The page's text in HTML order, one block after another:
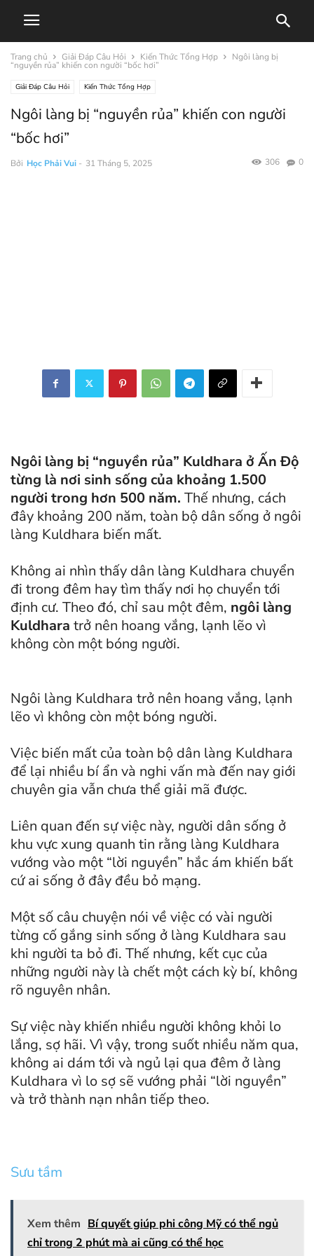
Trang chủ Giải Đáp Câu Hỏi Kiến Thức Tổng Hợp Ngôi làng bị
“nguyền rủa” khiến con người “bốc hơi”
Giải Đáp Câu Hỏi Kiến Thức Tổng Hợp
Ngôi làng bị “nguyền rủa” khiến con người
“bốc hơi”
Bởi Học Phải Vui - 31 Tháng 5, 2025 0
306
Ngôi làng bị “nguyền rủa” Kuldhara ở Ấn Độ
từng là nơi sinh sống của khoảng 1.500
người trong hơn 500 năm. Thế nhưng, cách
đây khoảng 200 năm, toàn bộ dân sống ở ngôi
làng Kuldhara biến mất.
Không ai nhìn thấy dân làng Kuldhara chuyển
đi trong đêm hay tìm thấy nơi họ chuyển tới
định cư. Theo đó, chỉ sau một đêm, ngôi làng
Kuldhara trở nên hoang vắng, lạnh lẽo vì
không còn một bóng người.
Ngôi làng Kuldhara trở nên hoang vắng, lạnh
lẽo vì không còn một bóng người.
Việc biến mất của toàn bộ dân làng Kuldhara
để lại nhiều bí ẩn và nghi vấn mà đến nay giới
chuyên gia vẫn chưa thể giải mã được.
Liên quan đến sự việc này, người dân sống ở
khu vực xung quanh tin rằng làng Kuldhara
vướng vào một “lời nguyền” hắc ám khiến bất
cứ ai sống ở đây đều bỏ mạng.
Một số câu chuyện nói về việc có vài người
từng cố gắng sinh sống ở làng Kuldhara sau
khi người ta bỏ đi. Thế nhưng, kết cục của
những người này là chết một cách kỳ bí, không
rõ nguyên nhân.
Sự việc này khiến nhiều người không khỏi lo
lắng, sợ hãi. Vì vậy, trong suốt nhiều năm qua,
không ai dám tới và ngủ lại qua đêm ở làng
Kuldhara vì lo sợ sẽ vướng phải “lời nguyền”
và trở thành nạn nhân tiếp theo.
Sưu tầm
Xem thêm Bí quyết giúp phi công Mỹ có thể ngủ
chỉ trong 2 phút mà ai cũng có thể học